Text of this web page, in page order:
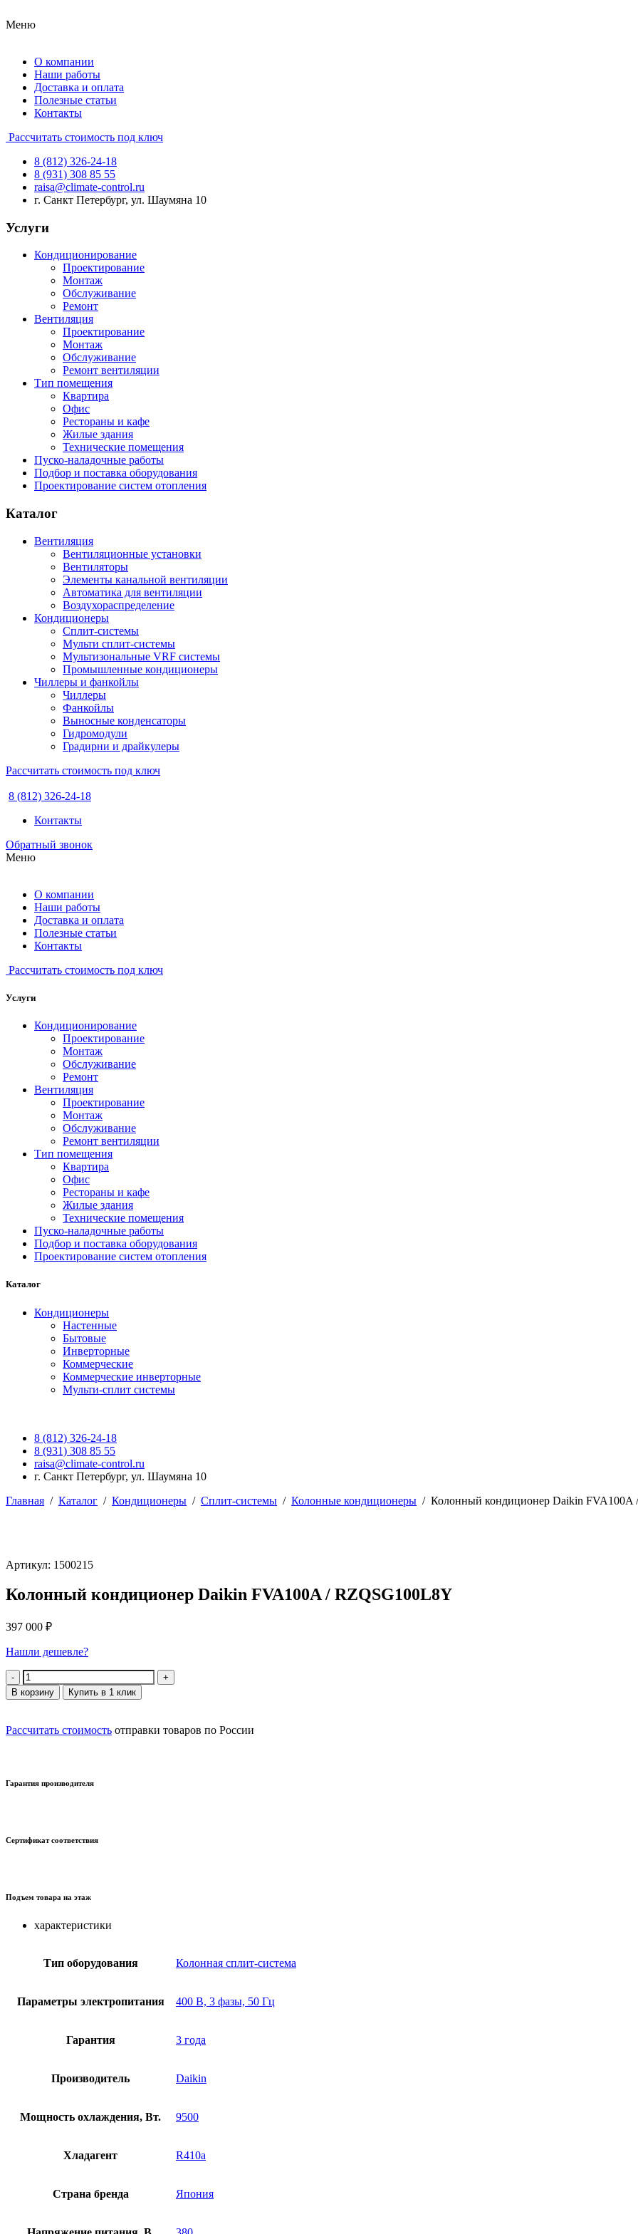
Меню
О компании
Наши работы
Доставка и оплата
Полезные статьи
Контакты
Рассчитать стоимость под ключ
8 (812) 326-24-18
8 (931) 308 85 55
raisa@climate-control.ru
г. Санкт Петербург, ул. Шаумяна 10
Услуги
Кондиционирование
Проектирование
Монтаж
Обслуживание
Ремонт
Вентиляция
Проектирование
Монтаж
Обслуживание
Ремонт вентиляции
Тип помещения
Квартира
Офис
Рестораны и кафе
Жилые здания
Технические помещения
Пуско-наладочные работы
Подбор и поставка оборудования
Проектирование систем отопления
Каталог
Вентиляция
Вентиляционные установки
Вентиляторы
Элементы канальной вентиляции
Автоматика для вентиляции
Воздухораспределение
Кондиционеры
Сплит-системы
Мульти сплит-системы
Мультизональные VRF системы
Промышленные кондиционеры
Чиллеры и фанкойлы
Чиллеры
Фанкойлы
Выносные конденсаторы
Гидромодули
Градирни и драйкулеры
Рассчитать стоимость под ключ
8 (812) 326-24-18
Контакты
Обратный звонок
Меню
О компании
Наши работы
Доставка и оплата
Полезные статьи
Контакты
Рассчитать стоимость под ключ
Услуги
Кондиционирование
Проектирование
Монтаж
Обслуживание
Ремонт
Вентиляция
Проектирование
Монтаж
Обслуживание
Ремонт вентиляции
Тип помещения
Квартира
Офис
Рестораны и кафе
Жилые здания
Технические помещения
Пуско-наладочные работы
Подбор и поставка оборудования
Проектирование систем отопления
Каталог
Кондиционеры
Настенные
Бытовые
Инверторные
Коммерческие
Коммерческие инверторные
Мульти-сплит системы
8 (812) 326-24-18
8 (931) 308 85 55
raisa@climate-control.ru
г. Санкт Петербург, ул. Шаумяна 10
Главная / Каталог / Кондиционеры / Сплит-системы / Колонные кондиционеры / Колонный кондиционер Daikin FVA100A
Артикул: 1500215
Колонный кондиционер Daikin FVA100A / RZQSG100L8Y
397 000 ₽
Нашли дешевле?
Количество
В корзину Купить в 1 клик
Рассчитать стоимость отправки товаров по России
Гарантия производителя
Сертификат соответствия
Подъем товара на этаж
характеристики
Тип оборудования Колонная сплит-система
Параметры электропитания 400 В, 3 фазы, 50 Гц
Гарантия 3 года
Производитель Daikin
Мощность охлаждения, Вт. 9500
Хладагент R410a
Страна бренда Япония